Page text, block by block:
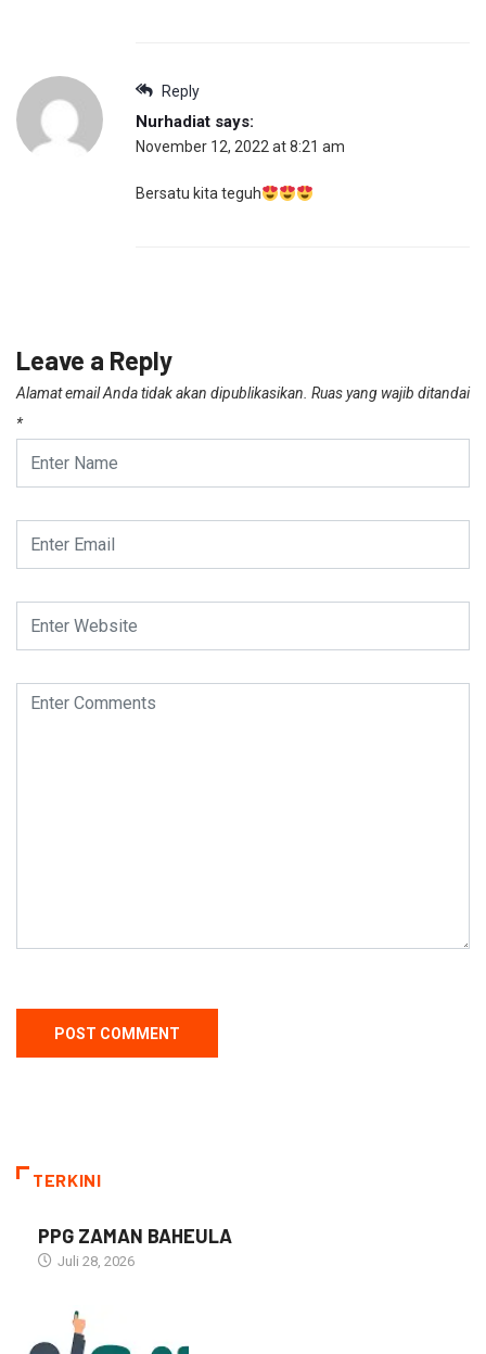
Reply
Nurhadiat says:
November 12, 2022 at 8:21 am
Bersatu kita teguh
Leave a Reply
Alamat email Anda tidak akan dipublikasikan. Ruas yang wajib ditandai
*
TERKINI
PPG ZAMAN BAHEULA
Juli 28, 2026